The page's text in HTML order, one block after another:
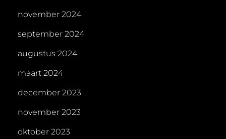
november 2024
september 2024
augustus 2024
maart 2024
december 2023
november 2023
oktober 2023